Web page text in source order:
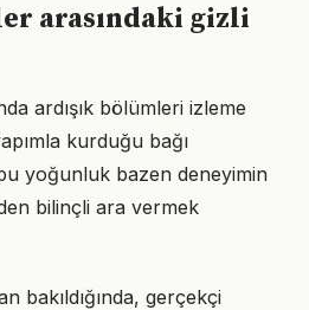
arasındaki gizli
ardışık bölümleri izleme
kurduğu bağı
yoğunluk bazen deneyimin
bilinçli ara vermek
bakıldığında, gerçekçi